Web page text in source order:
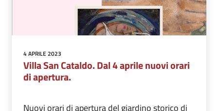
4 APRILE 2023
Villa San Cataldo. Dal 4 aprile nuovi orari
di apertura.
Nuovi orari di apertura del giardino storico di